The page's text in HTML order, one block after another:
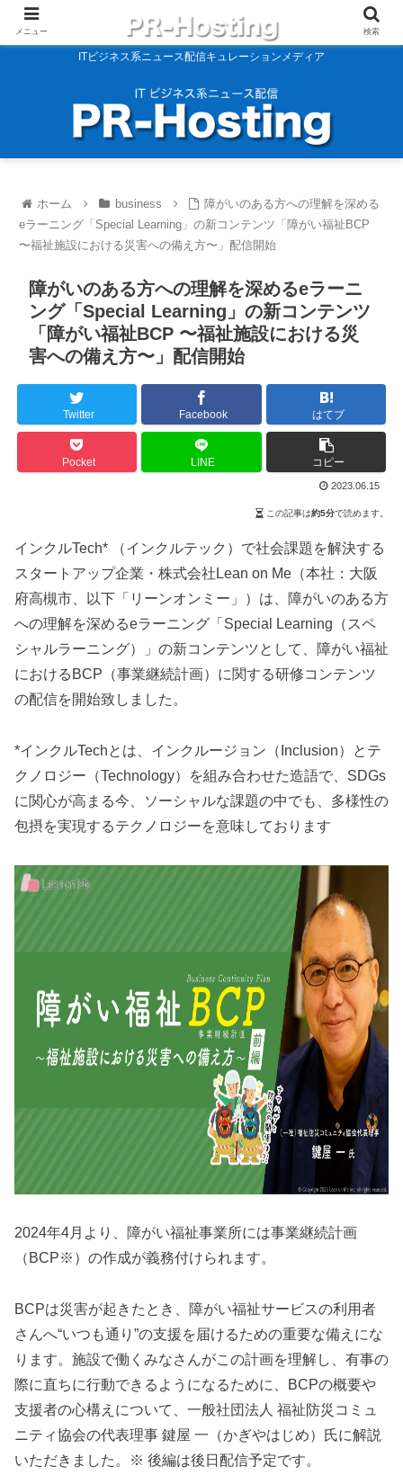
ITビジネス系ニュース配信キュレーションメディア
ホーム business
障がいのある方への理解を深める
eラーニング「Special Learning」の新コンテンツ「障がい福祉BCP
〜福祉施設における災害への備え方〜」配信開始
障がいのある方への理解を深めるeラーニ
ング「Special Learning」の新コンテンツ
「障がい福祉BCP 〜福祉施設における災
害への備え方〜」配信開始
Twitter Facebook はてブ
Pocket LINE コピー
2023.06.15
この記事は約5分で読めます。
インクルTech* （インクルテック）で社会課題を解決する
スタートアップ企業・株式会社Lean on Me（本社：大阪
府高槻市、以下「リーンオンミー」）は、障がいのある方
への理解を深めるeラーニング「Special Learning（スペ
シャルラーニング）」の新コンテンツとして、障がい福祉
におけるBCP（事業継続計画）に関する研修コンテンツ
の配信を開始致しました。
*インクルTechとは、インクルージョン（Inclusion）とテ
クノロジー（Technology）を組み合わせた造語で、SDGs
に関心が高まる今、ソーシャルな課題の中でも、多様性の
包摂を実現するテクノロジーを意味しております
2024年4月より、障がい福祉事業所には事業継続計画
（BCP※）の作成が義務付けられます。
BCPは災害が起きたとき、障がい福祉サービスの利用者
さんへ“いつも通り”の支援を届けるための重要な備えにな
ります。施設で働くみなさんがこの計画を理解し、有事の
際に直ちに行動できるようになるために、BCPの概要や
支援者の心構えについて、一般社団法人 福祉防災コミュ
ニティ協会の代表理事 鍵屋 一（かぎやはじめ）氏に解説
いただきました。※ 後編は後日配信予定です。
メニュー 検索